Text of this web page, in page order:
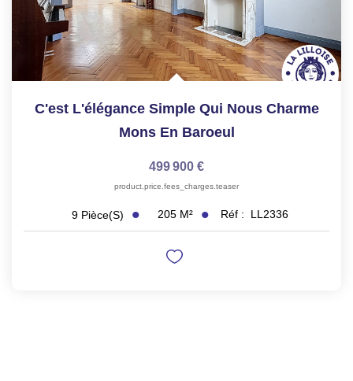
C'est L'élégance Simple Qui Nous Charme
Mons En Baroeul
499 900 €
product.price.fees_charges.teaser
9 Pièce(s) 205 M² Réf : LL2336